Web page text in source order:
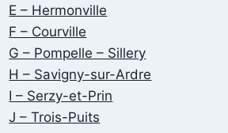
E – Hermonville
F – Courville
G – Pompelle – Sillery
H – Savigny-sur-Ardre
I – Serzy-et-Prin
J – Trois-Puits